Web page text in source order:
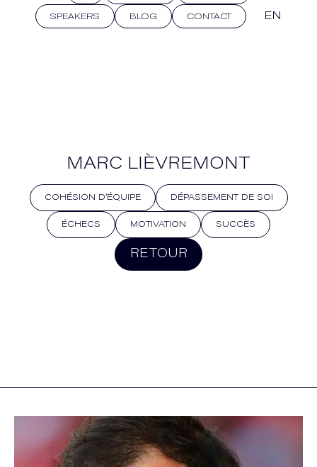
SPEAKERS BLOG CONTACT EN
MARC LIÈVREMONT
COHÉSION D’ÉQUIPE DÉPASSEMENT DE SOI
ÉCHECS MOTIVATION SUCCÈS
RETOUR